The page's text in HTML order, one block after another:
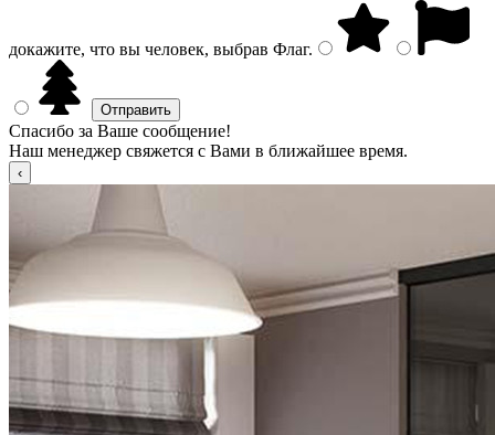
докажите, что вы человек, выбрав Флаг.
Спасибо за Ваше сообщение!
Наш менеджер свяжется с Вами в ближайшее время.